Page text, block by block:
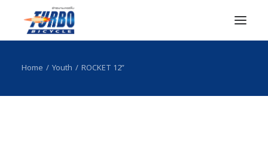
หน้าแรก
เกี่ยวกับเรา
Home Youth ROCKET 12”